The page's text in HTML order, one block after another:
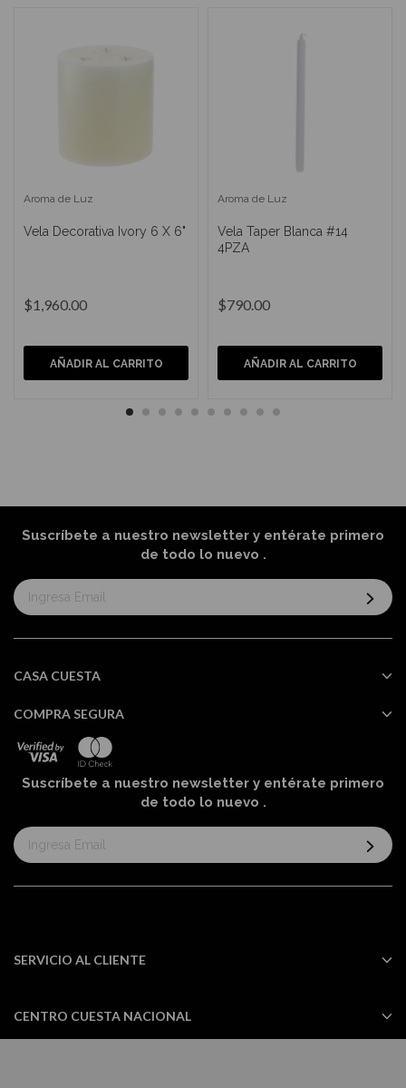
Aroma de Luz
Vela Decorativa Ivory 6 X 6"
$1,960.00
AÑADIR AL CARRITO
Aroma de Luz
Vela Taper Blanca #14
4PZA
$790.00
AÑADIR AL CARRITO
Suscríbete a nuestro newsletter y entérate primero
de todo lo nuevo .
Suscríbase
al
informativo:
CASA CUESTA
COMPRA SEGURA
Suscríbete a nuestro newsletter y entérate primero
de todo lo nuevo .
Suscríbase
al
informativo:
SERVICIO AL CLIENTE
CENTRO CUESTA NACIONAL